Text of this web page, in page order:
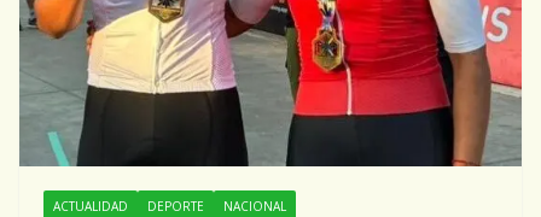
ACTUALIDAD DEPORTE NACIONAL